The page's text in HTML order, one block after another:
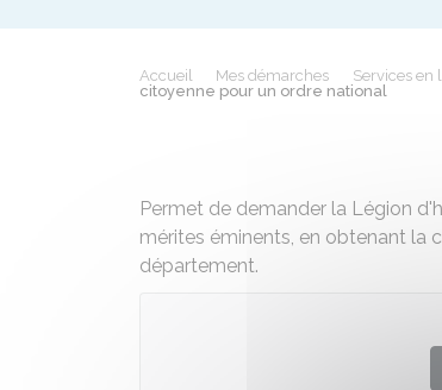
Accueil Mes démarches Services en
citoyenne pour un ordre national
Permet de demander la Légion
mérites éminents, en obtenant la
département.